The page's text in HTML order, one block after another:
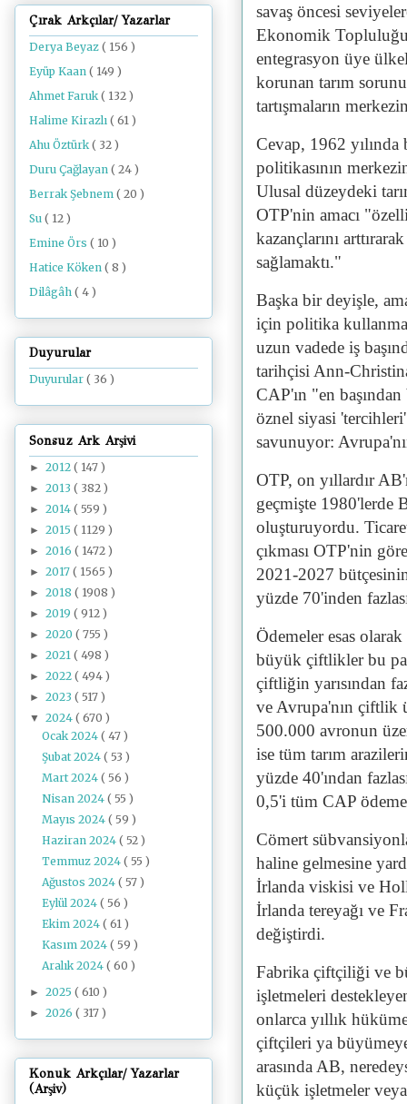
savaş öncesi
Ekonomik
entegrasyon üye
korunan tarım
tartışmaların
Cevap, 1962
politikasının
Ulusal düzeydeki
OTP'nin amacı
kazançlarını
sağlamaktı."
Başka bir deyişle,
için politika
uzun vadede iş
tarihçisi Ann-
CAP'ın "en
öznel siyasi
savunuyor:
OTP, on yıllardır
geçmişte 1980'lerde
oluşturuyordu.
çıkması OTP'nin
2021-2027
yüzde 70'inden
Ödemeler esas
büyük çiftlikler bu
çiftliğin yarısından
ve Avrupa'nın çiftlik
500.000 avronun
ise tüm tarım
yüzde 40'ından
0,5'i tüm CAP
Cömert
haline gelmesine
İrlanda viskisi ve
İrlanda tereyağı ve
değiştirdi.
Fabrika çiftçiliği ve
işletmeleri
onlarca yıllık
çiftçileri ya
arasında AB,
küçük işletmeler
Çırak Arkçılar/ Yazarlar
Derya Beyaz ( 156 )
Eyüp Kaan ( 149 )
Ahmet Faruk ( 132 )
Halime Kirazlı ( 61 )
Ahu Öztürk ( 32 )
Duru Çağlayan ( 24 )
Berrak Şebnem ( 20 )
Su ( 12 )
Emine Örs ( 10 )
Hatice Köken ( 8 )
Dilâgâh ( 4 )
Duyurular
Duyurular ( 36 )
Sonsuz Ark Arşivi
► 2012 ( 147 )
► 2013 ( 382 )
► 2014 ( 559 )
► 2015 ( 1129 )
► 2016 ( 1472 )
► 2017 ( 1565 )
► 2018 ( 1908 )
► 2019 ( 912 )
► 2020 ( 755 )
► 2021 ( 498 )
► 2022 ( 494 )
► 2023 ( 517 )
▼ 2024 ( 670 )
Ocak 2024( 47 )
Şubat 2024( 53 )
Mart 2024( 56 )
Nisan 2024( 55 )
Mayıs 2024( 59 )
Haziran 2024( 52 )
Temmuz 2024( 55 )
Ağustos 2024( 57 )
Eylül 2024( 56 )
Ekim 2024( 61 )
Kasım 2024( 59 )
Aralık 2024( 60 )
► 2025 ( 610 )
► 2026 ( 317 )
Konuk Arkçılar/ Yazarlar
(Arşiv)